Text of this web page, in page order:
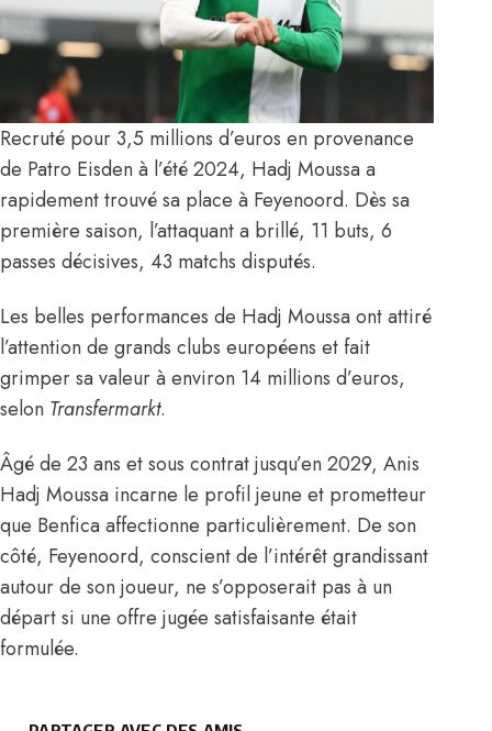
Recruté pour 3,5 millions d’euros en provenance
de Patro Eisden à l’été 2024, Hadj Moussa a
rapidement trouvé sa place à Feyenoord. Dès sa
première saison, l’attaquant a brillé, 11 buts, 6
passes décisives, 43 matchs disputés.
Les belles performances de Hadj Moussa ont attiré
l’attention de grands clubs européens et fait
grimper sa valeur à environ 14 millions d’euros,
selon Transfermarkt.
Âgé de 23 ans et sous contrat jusqu’en 2029, Anis
Hadj Moussa incarne le profil jeune et prometteur
que Benfica affectionne particulièrement. De son
côté, Feyenoord, conscient de l’intérêt grandissant
autour de son joueur, ne s’opposerait pas à un
départ si une offre jugée satisfaisante était
formulée.